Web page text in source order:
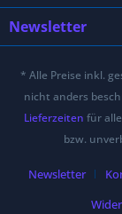
Newsletter
* Alle Preise inkl.
nicht anders
Lieferzeiten für
bzw.
Newsletter